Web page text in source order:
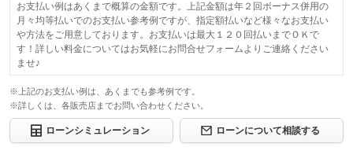
お支払い例はあくまで概算の金額です。上記金額は年２回ボーナス併用の
月々均等払いでのお支払い参考例ですが、指定額払いなど様々なお支払い
や方法をご用意しております。お支払いは最大１２０回払いまでＯＫで
す！詳しい料金についてはお気軽にお問合せフォームよりご連絡ください
ませ♪
※上記のお支払い例は、あくまでも参考例です。
※詳しくは、各販売店までお問い合わせください。
ローンシミュレーション ローンについて相談する